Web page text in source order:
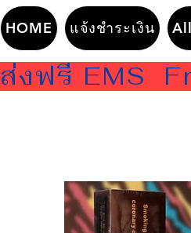
HOME แจ้งชำระเงิน
ส่งฟรี EMS